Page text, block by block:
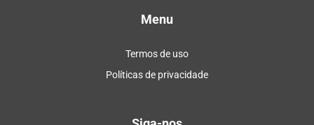
Menu
Termos de uso
Políticas de privacidade